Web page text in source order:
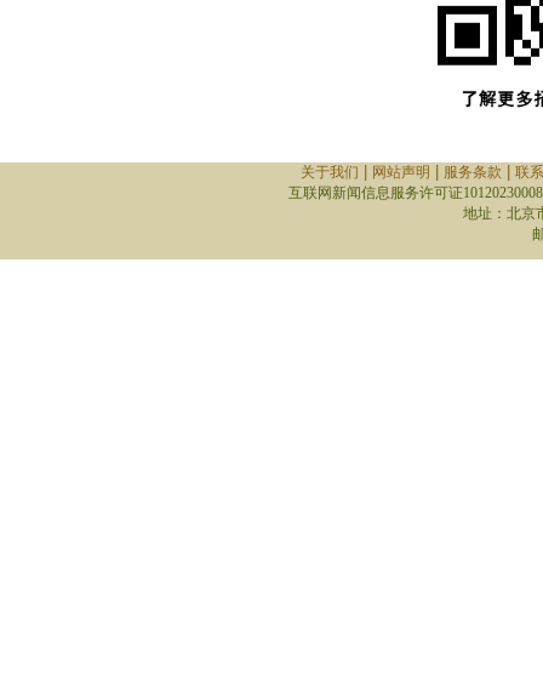
关于我们 网站声明 服务条款
联
互联网新闻信息服务许可证10120230008
地址：北京